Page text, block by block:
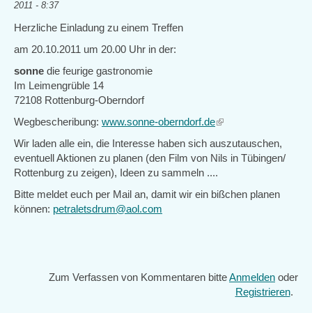
2011 - 8:37
Herzliche Einladung zu einem Treffen
am 20.10.2011 um 20.00 Uhr in der:
sonne die feurige gastronomie
Im Leimengrüble 14
72108 Rottenburg-Oberndorf
Wegbescheribung: www.sonne-oberndorf.de(link
external)
Wir laden alle ein, die Interesse haben sich auszutauschen,
eventuell Aktionen zu planen (den Film von Nils in Tübingen/
Rottenburg zu zeigen), Ideen zu sammeln ....
Bitte meldet euch per Mail an, damit wir ein bißchen planen
können: petraletsdrum@aol.com
Zum Verfassen von Kommentaren bitteAnmelden oder
Registrieren.